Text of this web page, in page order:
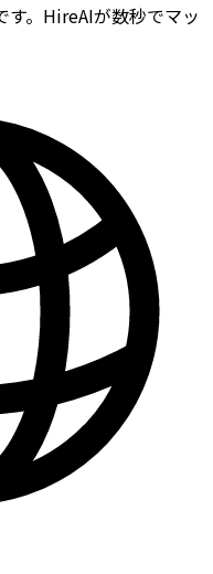
。HireAIが数秒でマッ